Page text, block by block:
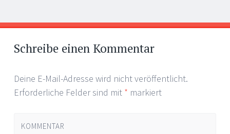
Artikel-
Navigation
←
→
Schreibe einen Kommentar
Deine E-Mail-Adresse wird nicht veröffentlicht.
Erforderliche Felder sind mit * markiert
KOMMENTAR